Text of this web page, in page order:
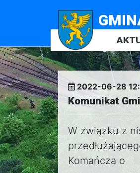
2022-06-28
Komunikat
W związku z
Komańcza o